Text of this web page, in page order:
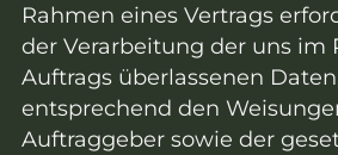
Rahmen eines Vertrags
der Verarbeitung der uns im
Auftrags überlassenen
entsprechend den
Auftraggeber sowie der